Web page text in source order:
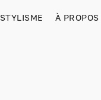
STYLISME À